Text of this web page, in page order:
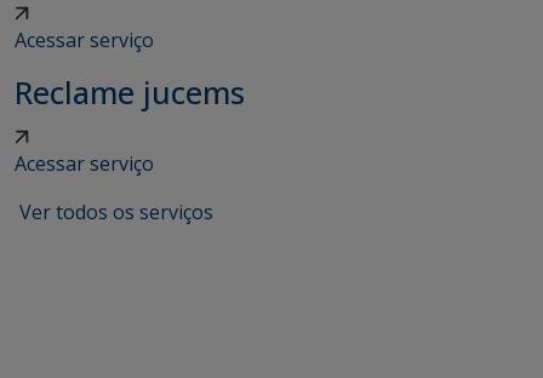
Acessar serviço
Reclame jucems
Acessar serviço
Ver todos os serviços